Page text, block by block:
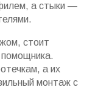
а стыки —
стоит
помощника.
а их
монтаж с